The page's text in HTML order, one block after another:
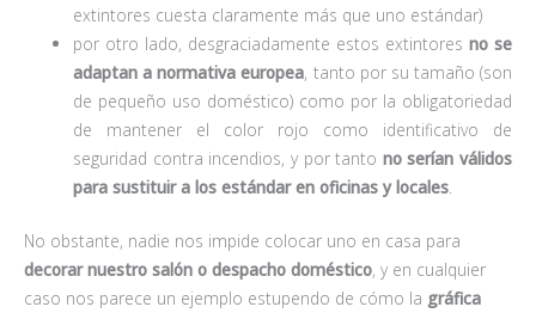
extintores cuesta claramente más que uno estándar)
por otro lado, desgraciadamente estos extintoresno se
adaptan a normativa europea, tanto por su tamaño (son
de pequeño uso doméstico) como por la obligatoriedad
de mantener el color rojo como identificativo de
seguridad contra incendios, y por tanto no serían válidos
para sustituir a los estándar en oficinas y locales.
No obstante, nadie nos impide colocar uno en casa para
decorar nuestro salón o despacho doméstico, y en cualquier
caso nos parece un ejemplo estupendo de cómo la gráfica